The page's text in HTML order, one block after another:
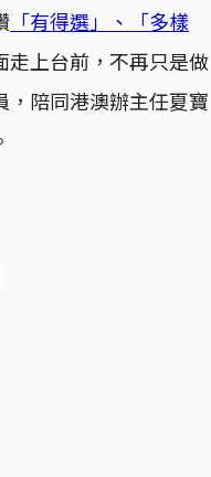
「有得選」、「多樣
走上台前，不再只是做
陪同港澳辦主任夏寶